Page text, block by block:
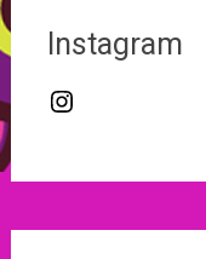
Instagram
Instagram